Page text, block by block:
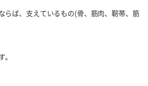
らば、支えているもの(骨、筋肉、靭帯、筋